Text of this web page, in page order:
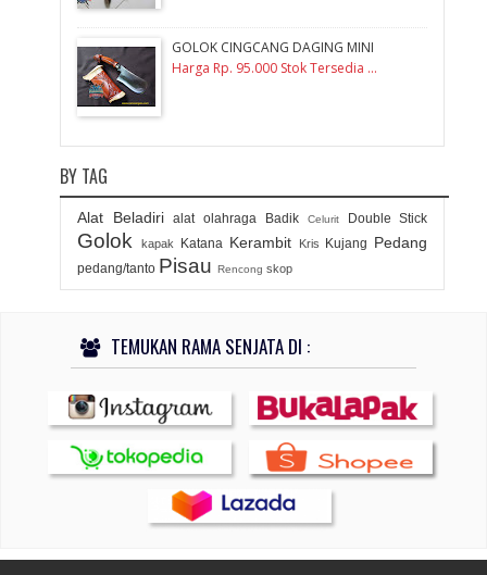
GOLOK CINGCANG DAGING MINI
Harga Rp. 95.000 Stok Tersedia ...
BY TAG
Alat Beladiri alat olahraga Badik Celurit Double Stick
Golok kapak Katana Kerambit Kris Kujang Pedang
pedang/tanto Pisau Rencong skop
TEMUKAN RAMA SENJATA DI :